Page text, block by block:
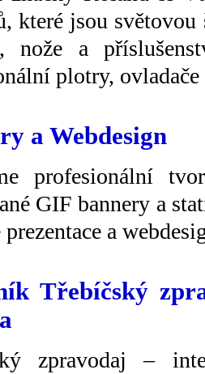
které jsou
nože a
plotry, ovladače
a Webdesign
profesionální
GIF bannery a
a
Třebíčský
zpravodaj –